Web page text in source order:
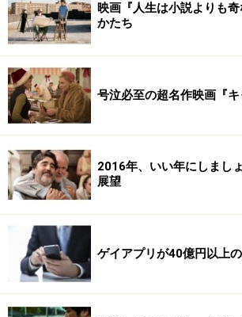
映画『人生は小説よりも
かたち
号泣必至の超名作映画『キ
2016年、いい年にしまし
展望
ゲイアプリが40億円以上